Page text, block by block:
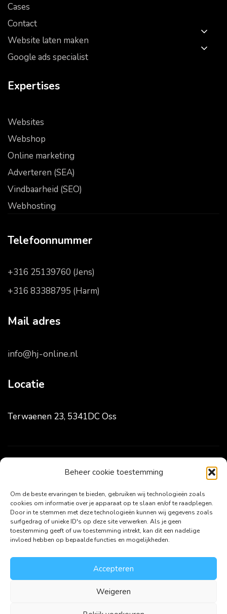
Beheer cookie toestemming
Om de beste ervaringen te bieden, gebruiken wij technologieën zoals
cookies om informatie over je apparaat op te slaan en/of te raadplegen.
Door in te stemmen met deze technologieën kunnen wij gegevens zoals
surfgedrag of unieke ID's op deze site verwerken. Als je geen
toestemming geeft of uw toestemming intrekt, kan dit een nadelige
invloed hebben op bepaalde functies en mogelijkheden.
Accepteren
Weigeren
Cases
Contact
Website laten maken
Google ads specialist
Expertises
Websites
Webshop
Online marketing
Adverteren (SEA)
Vindbaarheid (SEO)
Webhosting
Telefoonnummer
+316 25139760 (Jens)
+316 83388795 (Harm)
Mail adres
info@hj-online.nl
Locatie
Terwaenen 23, 5341DC Oss
Copyright ©2024 HJ Online